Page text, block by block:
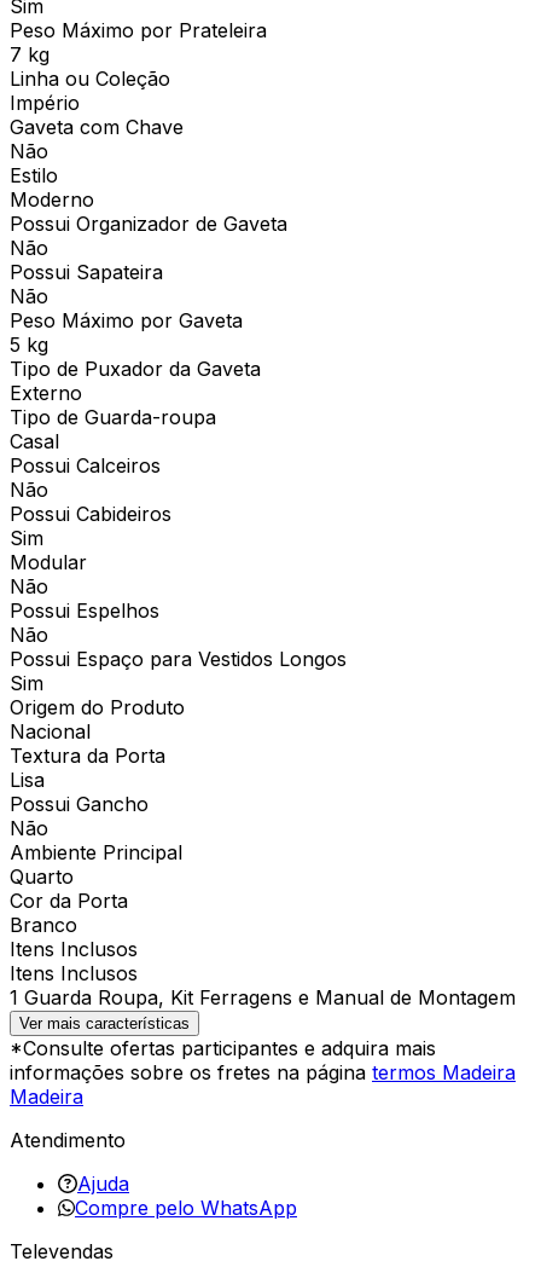
Sim
Peso Máximo por Prateleira
7 kg
Linha ou Coleção
Império
Gaveta com Chave
Não
Estilo
Moderno
Possui Organizador de Gaveta
Não
Possui Sapateira
Não
Peso Máximo por Gaveta
5 kg
Tipo de Puxador da Gaveta
Externo
Tipo de Guarda-roupa
Casal
Possui Calceiros
Não
Possui Cabideiros
Sim
Modular
Não
Possui Espelhos
Não
Possui Espaço para Vestidos Longos
Sim
Origem do Produto
Nacional
Textura da Porta
Lisa
Possui Gancho
Não
Ambiente Principal
Quarto
Cor da Porta
Branco
Itens Inclusos
Itens Inclusos
1 Guarda Roupa, Kit Ferragens e Manual de Montagem
Ver mais características
*Consulte ofertas participantes e adquira mais
informações sobre os fretes na página termos Madeira
Madeira
Atendimento
Ajuda
Compre pelo WhatsApp
Televendas